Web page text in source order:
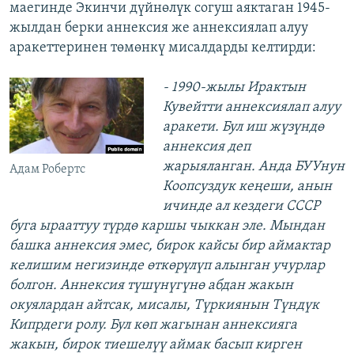
маегинде Экинчи дүйнөлүк согуш аяктаган 1945-
жылдан берки аннексия же аннексиялап алуу
аракеттеринен төмөнкү мисалдарды келтирди:
Адам Робертс
- 1990-жылы Ирактын
Кувейтти аннексиялап алуу
аракети. Бул иш жүзүндө
аннексия деп
жарыяланган. Анда БУУнун
Коопсуздук кеңеши, анын
ичинде ал кездеги СССР
буга ырааттуу түрдө каршы чыккан эле. Мындан
башка аннексия эмес, бирок кайсы бир аймактар
келишим негизинде өткөрүлүп алынган учурлар
болгон. Аннексия түшүнүгүнө абдан жакын
окуялардан айтсак, мисалы, Түркиянын Түндүк
Кипрдеги ролу. Бул көп жагынан аннексияга
жакын, бирок тиешелүү аймак басып кирген